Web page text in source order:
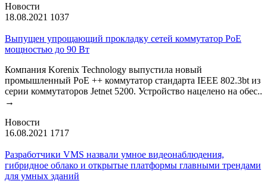
Новости
18.08.2021 1037
Выпущен упрощающий прокладку сетей коммутатор PoE
мощностью до 90 Вт
Компания Korenix Technology выпустила новый
промышленный PoE ++ коммутатор стандарта IEEE 802.3bt из
серии коммутаторов Jetnet 5200. Устройство нацелено на обес..
→
Новости
16.08.2021 1717
Разработчики VMS назвали умное видеонаблюдения,
гибридное облако и открытые платформы главными трендами
для умных зданий